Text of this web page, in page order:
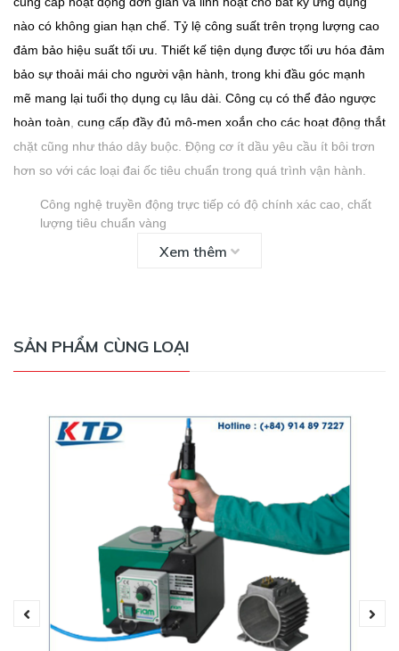
nào có không gian hạn chế. Tỷ lệ công suất trên trọng lượng cao
đảm bảo hiệu suất tối ưu. Thiết kế tiện dụng được tối ưu hóa đảm
bảo sự thoải mái cho người vận hành, trong khi đầu góc mạnh
mẽ mang lại tuổi thọ dụng cụ lâu dài. Công cụ có thể đảo ngược
hoàn toàn, cung cấp đầy đủ mô-men xoắn cho các hoạt động thắt
chặt cũng như tháo dây buộc. Động cơ ít dầu yêu cầu ít bôi trơn
hơn so với các loại đai ốc tiêu chuẩn trong quá trình vận hành.
Công nghệ truyền động trực tiếp có độ chính xác cao, chất
lượng tiêu chuẩn vàng
Bao gồm móc treo dụng cụ theo tiêu chuẩn
bằng gỗ, các thành phần nhựa, tấm kim loại, đồ chơi, thiết bị
Xem thêm
SẢN PHẨM CÙNG LOẠI